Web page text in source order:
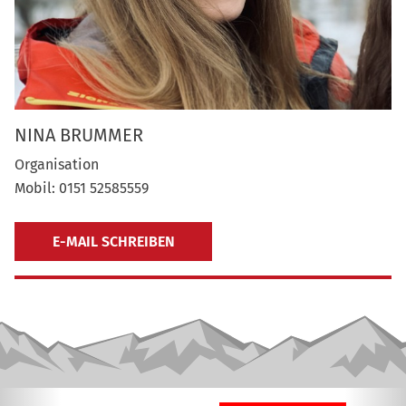
NINA BRUMMER
Organisation
Mobil: 0151 52585559
E-MAIL SCHREIBEN